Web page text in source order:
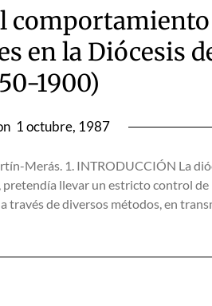
en la Diócesis
1900)
1 octubre, 1987
Merás. 1. INTRODUCCIÓN La
pretendía llevar un estricto control de
través de diversos métodos, en